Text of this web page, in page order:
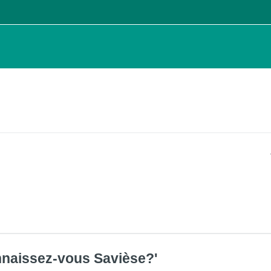
vous Savièse?'